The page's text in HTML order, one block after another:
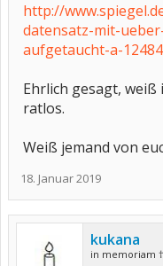
http://
datensatz-mit-
aufgetaucht-a-
Ehrlich gesagt,
ratlos.
Weiß jemand von
18. Januar 2019
kukana
in memoriam †